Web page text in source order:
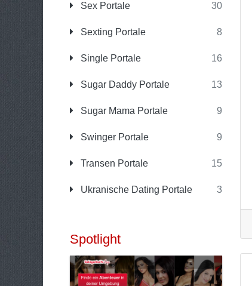
Sex Portale 30
Sexting Portale 8
Single Portale 16
Sugar Daddy Portale 13
Sugar Mama Portale 9
Swinger Portale 9
Transen Portale 15
Ukranische Dating Portale 3
Spotlight